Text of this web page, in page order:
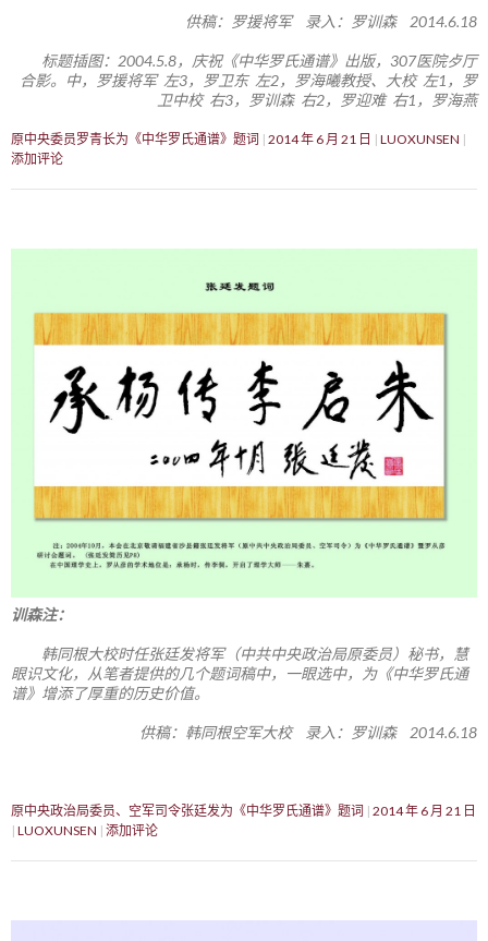
供稿：罗援将军 录入：罗训森 2014.6.18
标题插图：2004.5.8，庆祝《中华罗氏通谱》出版，307医院歺厅
合影。中，罗援将军 左3，罗卫东 左2，罗海曦教授、大校 左1，罗
卫中校 右3，罗训森 右2，罗迎难 右1，罗海燕
原中央委员罗青长为《中华罗氏通谱》题词 2014 年 6 月 21 日
LUOXUNSEN
添加评论
训森注：
韩同根大校时任张廷发将军（中共中央政治局原委员）秘书，慧
眼识文化，从笔者提供的几个题词稿中，一眼选中，为《中华罗氏通
谱》增添了厚重的历史价值。
供稿：韩同根空军大校 录入：罗训森 2014.6.18
原中央政治局委员、空军司令张廷发为《中华罗氏通谱》题词 2014 年 6 月 21 日
LUOXUNSEN 添加评论